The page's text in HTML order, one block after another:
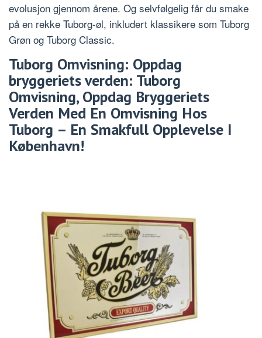
evolusjon gjennom årene. Og selvfølgelig får du smake
på en rekke Tuborg-øl, inkludert klassikere som Tuborg
Grøn og Tuborg Classic.
Tuborg Omvisning: Oppdag
bryggeriets verden: Tuborg
Omvisning, Oppdag Bryggeriets
Verden Med En Omvisning Hos
Tuborg – En Smakfull Opplevelse I
København!